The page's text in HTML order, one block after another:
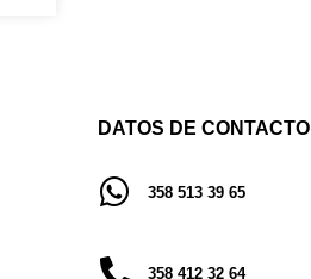
DATOS DE CONTACTO
358 513 39 65
358 412 32 64